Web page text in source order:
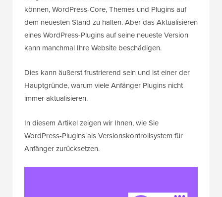
können, WordPress-Core, Themes und Plugins auf
dem neuesten Stand zu halten. Aber das Aktualisieren
eines WordPress-Plugins auf seine neueste Version
kann manchmal Ihre Website beschädigen.
Dies kann äußerst frustrierend sein und ist einer der
Hauptgründe, warum viele Anfänger Plugins nicht
immer aktualisieren.
In diesem Artikel zeigen wir Ihnen, wie Sie
WordPress-Plugins als Versionskontrollsystem für
Anfänger zurücksetzen.